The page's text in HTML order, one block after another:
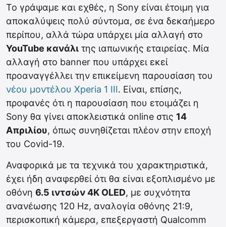
To γράψαμε και εχθές, η Sony είναι έτοιμη για
αποκαλύψεις πολύ σύντομα, σε ένα δεκαήμερο
περίπου, αλλά τώρα υπάρχει μία αλλαγή στο
YouTube κανάλι της ιαπωνικής εταιρείας. Μία
αλλαγή στο banner που υπάρχει εκεί
προαναγγέλλει την επικείμενη παρουσίαση του
νέου μοντέλου Xperia 1 III. Είναι, επίσης,
προφανές ότι η παρουσίαση που ετοιμάζει η
Sony θα γίνει αποκλειστικά online στις 14
Απριλίου, όπως συνηθίζεται πλέον στην εποχή
του Covid-19.
Αναφορικά με τα τεχνικά του χαρακτηριστικά,
έχει ήδη αναφερθεί ότι θα είναι εξοπλισμένο με
οθόνη 6.5 ιντσών 4Κ OLED, με συχνότητα
ανανέωσης 120 Hz, αναλογία οθόνης 21:9,
περισκοπική κάμερα, επεξεργαστή Qualcomm